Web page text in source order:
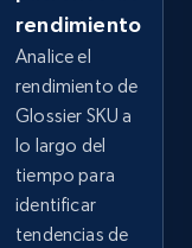
and
ahora
rendimiento
Analice el
rendimiento de
Glossier SKU a
lo largo del
tiempo para
identificar
tendencias de